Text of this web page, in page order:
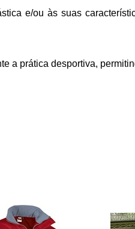
e/ou às suas
a prática desportiva,